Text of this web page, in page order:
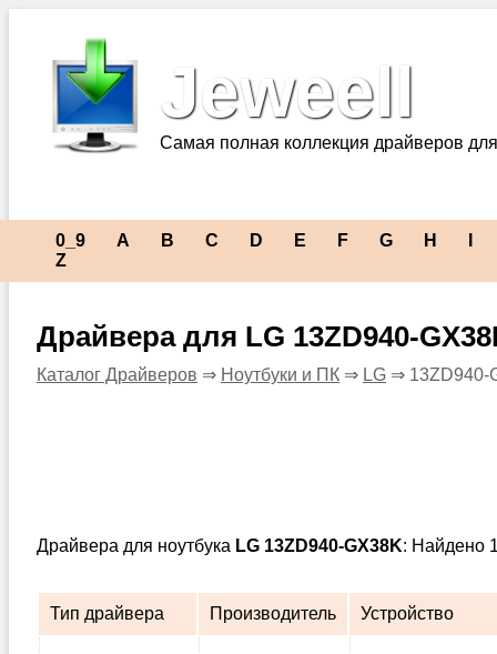
Jeweell
Самая полная коллекция драйверов
0_9 A B C D E F G H
Z
Драйвера для LG 13ZD940-
Каталог Драйверов ⇒ Ноутбуки и ПК ⇒ LG ⇒ 13ZD940-
Драйвера для ноутбука LG 13ZD940-GX38K: Найдено
Тип драйвера Производитель Устройство